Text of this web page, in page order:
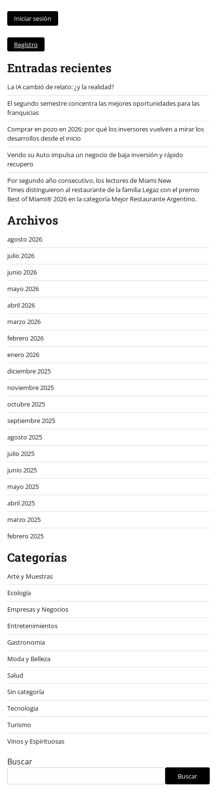
Regístro
Entradas recientes
La IA cambió de relato: ¿y la realidad?
El segundo semestre concentra las mejores oportunidades para las
franquicias
Comprar en pozo en 2026: por qué los inversores vuelven a mirar los
desarrollos desde el inicio
Vendo su Auto impulsa un negocio de baja inversión y rápido
recupero
Por segundo año consecutivo, los lectores de Miami New
Times distinguieron al restaurante de la familia Legaz con el premio
Best of Miami® 2026 en la categoría Mejor Restaurante Argentino.
Archivos
agosto 2026
julio 2026
junio 2026
mayo 2026
abril 2026
marzo 2026
febrero 2026
enero 2026
diciembre 2025
noviembre 2025
octubre 2025
septiembre 2025
agosto 2025
julio 2025
junio 2025
mayo 2025
abril 2025
marzo 2025
febrero 2025
Categorías
Arte y Muestras
Ecología
Empresas y Negocios
Entretenimientos
Gastronomia
Moda y Belleza
Salud
Sin categoría
Tecnologia
Turismo
Vinos y Espirituosas
Buscar
Buscar